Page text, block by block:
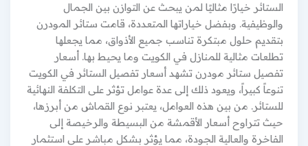
الستائر خيارًا مثاليًا لمن يبحث عن التوازن بين الجمال
والوظيفية. وبفضل خياراتها المتعددة، قامت ستائر المودرن
بتقديم حلول مبتكرة تناسب جميع الأذواق، مما يجعلها
تطلعات مثالية للمنازل في الكويت وما يحيط بها. أسعار
تفصيل ستائر مودرن تشهد أسعار تفصيل الستائر في الكويت
تنوعاً كبيراً، ويعود ذلك إلى عدة عوامل تؤثر على التكلفة النهائية
للستائر. من بين هذه العوامل، يعتبر نوع القماش من أبرزها،
حيث تتراوح أسعار الأقمشة من البسيطة والرخيصة إلى
الفاخرة والعالية الجودة، مما يؤثر بشكل مباشر على استثمار